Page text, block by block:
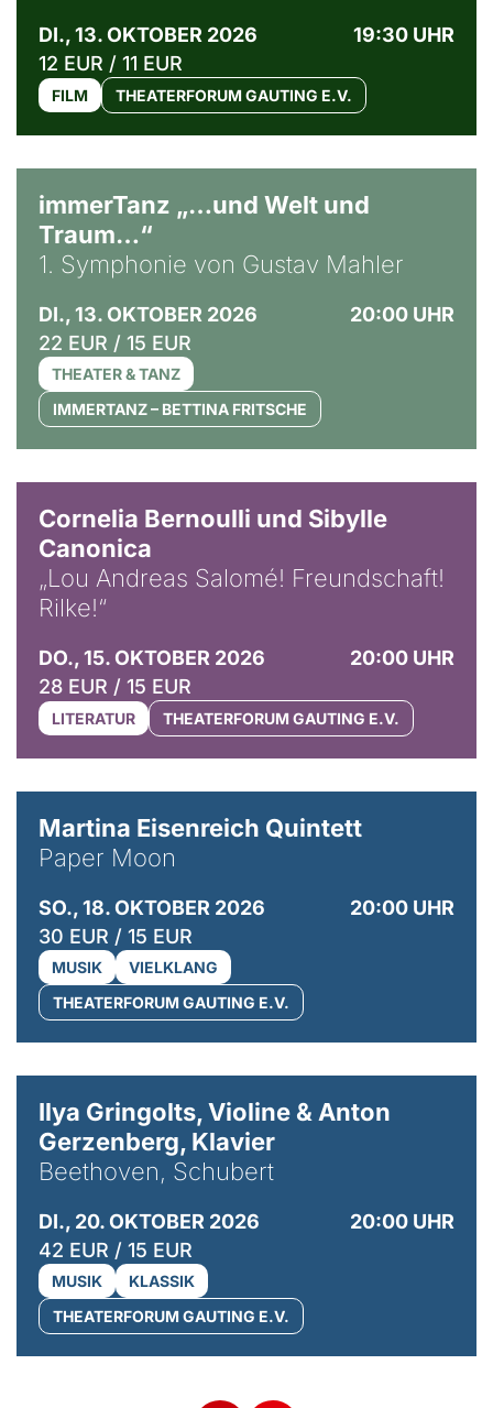
DI., 13. OKTOBER 2026
19:30 UHR
12 EUR / 11 EUR
FILM THEATERFORUM GAUTING E.V.
immerTanz „…und Welt und
Traum…“
1. Symphonie von Gustav Mahler
DI., 13. OKTOBER 2026
20:00 UHR
22 EUR / 15 EUR
THEATER & TANZ
IMMERTANZ – BETTINA FRITSCHE
Cornelia Bernoulli und Sibylle
Canonica
„Lou Andreas Salomé! Freundschaft!
Rilke!“
DO., 15. OKTOBER 2026
20:00 UHR
28 EUR / 15 EUR
LITERATUR THEATERFORUM GAUTING E.V.
Martina Eisenreich Quintett
Paper Moon
SO., 18. OKTOBER 2026
20:00 UHR
30 EUR / 15 EUR
MUSIK
VIELKLANG
THEATERFORUM GAUTING E.V.
Ilya Gringolts, Violine & Anton
Gerzenberg, Klavier
Beethoven, Schubert
DI., 20. OKTOBER 2026
20:00 UHR
42 EUR / 15 EUR
MUSIK
KLASSIK
THEATERFORUM GAUTING E.V.